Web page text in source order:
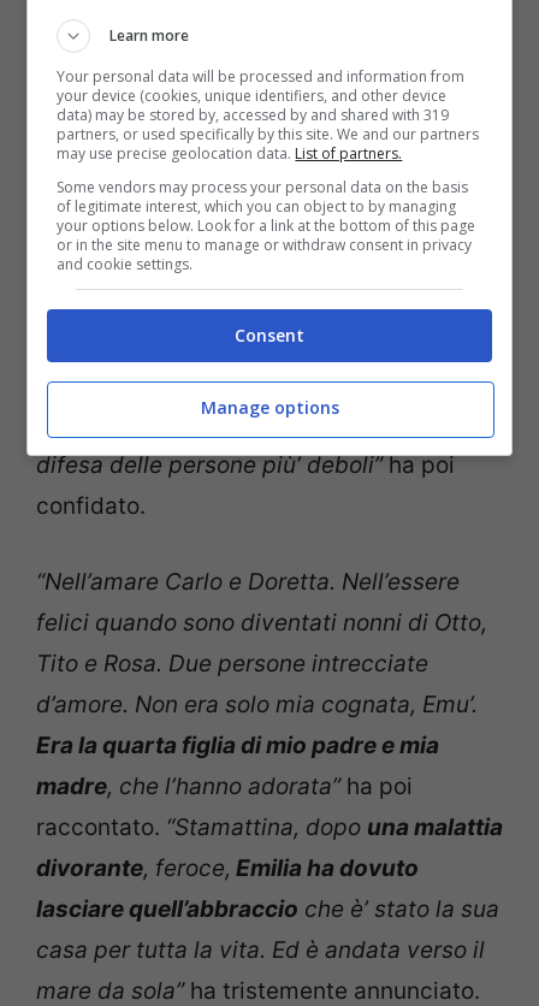
scattata la foto pubblicata in rete.
Nando e Emilia, il “professore” e “la
Biondina”,hanno vissuto una storia di
amore vero lunga 51 anni. Sempre
abbracciati … Sempre complici” ha poi
proseguito nel suo toccante post su
Instagram.“L’uno la forza dell’altra. Nelle
sofferenze più grandi, nei ricordi belli
delle nostre estati a Mondello, nel suo
credere ciecamente nei diritti civili e nella
difesa delle persone più’ deboli”ha poi
confidato.
“Nell’amare Carlo e Doretta. Nell’essere
felici quando sono diventati nonni di Otto,
Tito e Rosa. Due persone intrecciate
d’amore. Non era solo mia cognata, Emu’.
Era la quarta figlia di mio padre e mia
madre, che l’hanno adorata”ha poi
raccontato. “Stamattina, dopo una malattia
divorante, feroce, Emilia ha dovuto
lasciare quell’abbraccio che è’ stato la sua
casa per tutta la vita. Ed è andata verso il
mare da sola”ha tristemente annunciato.
Learn more
Your personal data will be processed and information from
your device (cookies, unique identifiers, and other device
data) may be stored by, accessed by and shared with 319
partners, or used specifically by this site. We and our partners
may use precise geolocation data. List of partners.
Some vendors may process your personal data on the basis
of legitimate interest, which you can object to by managing
your options below. Look for a link at the bottom of this page
or in the site menu to manage or withdraw consent in privacy
and cookie settings.
Consent
Manage options